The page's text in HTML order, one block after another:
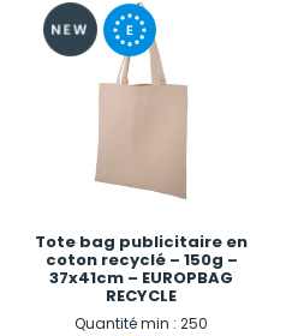
Tote bag publicitaire en
coton recyclé – 150g –
37x41cm – EUROPBAG
RECYCLE
Quantité min : 250